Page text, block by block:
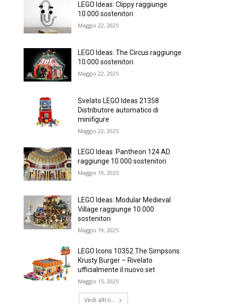
LEGO Ideas: Clippy raggiunge
10.000 sostenitori
Maggio 22, 2025
LEGO Ideas: The Circus raggiunge
10.000 sostenitori
Maggio 22, 2025
Svelato LEGO Ideas 21358
Distributore automatico di
minifigure
Maggio 22, 2025
LEGO Ideas: Pantheon 124 AD
raggiunge 10.000 sostenitori
Maggio 19, 2025
LEGO Ideas: Modular Medieval
Village raggiunge 10.000
sostenitori
Maggio 19, 2025
LEGO Icons 10352 The Simpsons:
Krusty Burger – Rivelato
ufficialmente il nuovo set
Maggio 15, 2025
Vedi altro...